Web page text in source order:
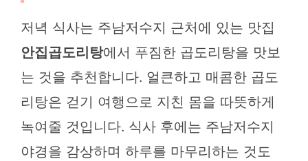
저녁 식사는 주남저수지 근처에 있는 맛집
안집곱도리탕에서 푸짐한 곱도리탕을 맛보
는 것을 추천합니다. 얼큰하고 매콤한 곱도
리탕은 걷기 여행으로 지친 몸을 따뜻하게
녹여줄 것입니다. 식사 후에는 주남저수지
야경을 감상하며 하루를 마무리하는 것도